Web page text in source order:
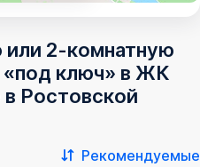
или 2-комнатную
«под ключ» в ЖК
Ростовской
Рекомендуемые